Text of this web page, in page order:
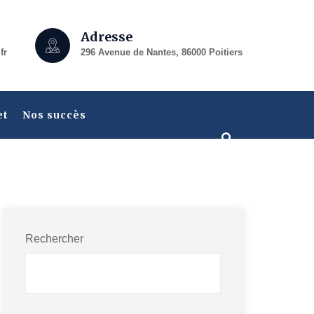
Adresse
296 Avenue de Nantes, 86000 Poitiers
Nos succès
Rechercher